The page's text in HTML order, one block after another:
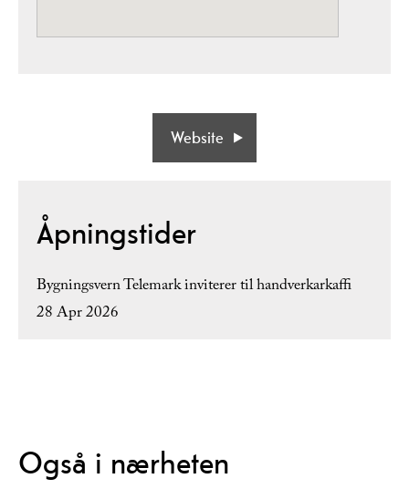
Website
Åpningstider
Bygningsvern Telemark inviterer til handverkarkaffi
28 Apr 2026
Også i nærheten